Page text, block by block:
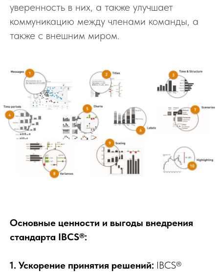
уверенность в них, а также улучшает
коммуникацию между членами команды, а
также с внешним миром.
Основные ценности и выгоды внедрения
стандарта IBCS®:
1. Ускорение принятия решений: IBCS®